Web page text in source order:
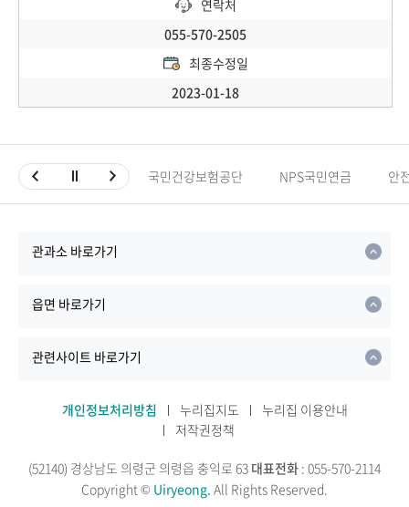
연락처
055-570-2505
최종수정일
2023-01-18
국민건강보험공단 NPS국민연금 안
관과소 바로가기
읍면 바로가기
관련사이트 바로가기
개인정보처리방침 누리집지도
누리집 이용안내
저작권정책
(52140) 경상남도 의령군 의령읍 충익로 63 대표전화 : 055-570-2114
Copyright © Uiryeong. All Rights Reserved.